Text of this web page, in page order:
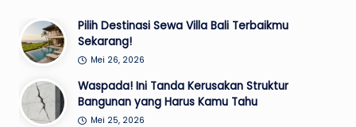
Pilih Destinasi Sewa Villa Bali Terbaikmu
Sekarang!
Mei 26, 2026
Waspada! Ini Tanda Kerusakan Struktur
Bangunan yang Harus Kamu Tahu
Mei 25, 2026